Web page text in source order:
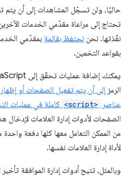
حاليًا، ولن تسجّل المشاهدات إلى أن
تحتاج إلى مراعاة مقدّمي الخدمات
نفّذتها. نحن نحتفظ بقائمة بمقدّمي
بقواعد التخمين.
الرمز إلى أن يتم تفعيل الصفحات أو
عناصر
<script> كاملة في عمليات
الصفحات لأدوات إدارة العلامات
من الممكن التعامل معها كلها دفعة
لأداة إدارة العلامات نفسها.
وبالمثل، تتيح أدوات إدارة الموافقة